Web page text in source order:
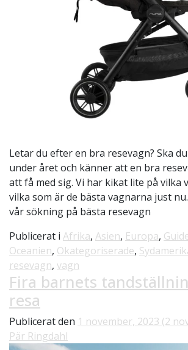
Letar du efter en bra resevagn? Ska
under året och känner att en bra
att få med sig. Vi har kikat lite på vilka
vilka som är de bästa vagnarna just
vår sökning på bästa resevagn
Publicerat i Afrika, Asien, Europa,
Oceanien, Okategoriserade,
resevagn, vagn
Fira barnets
resa
Publicerat den 1 november, 2023 (2
Pär Ringdahl